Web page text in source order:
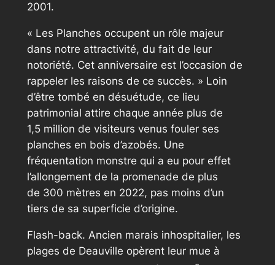
2001.
« Les Planches occupent un rôle majeur
dans notre attractivité, du fait de leur
notoriété. Cet anniversaire est l’occasion de
rappeler les raisons de ce succès. » Loin
d’être tombé en désuétude, ce lieu
patrimonial attire chaque année plus de
1,5 million de visiteurs venus fouler ses
planches en bois d’azobés. Une
fréquentation monstre qui a eu pour effet
l’allongement de la promenade de plus
de 300 mètres en 2022, pas moins d’un
tiers de sa superficie d’origine.
Flash-back. Ancien marais inhospitalier, les
plages de Deauville opèrent leur mue à